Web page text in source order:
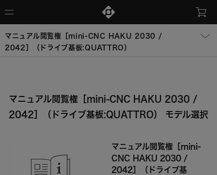
マニュアル閲覧権［mini-CNC HAKU 2030 /
2042］（ドライブ基板:QUATTRO）
マニュアル閲覧権［mini-CNC HAKU 2030 /
2042］（ドライブ基板:QUATTRO） モデル選択
マニュアル閲覧権［mini-
CNC HAKU 2030 /
2042］（ドライブ基